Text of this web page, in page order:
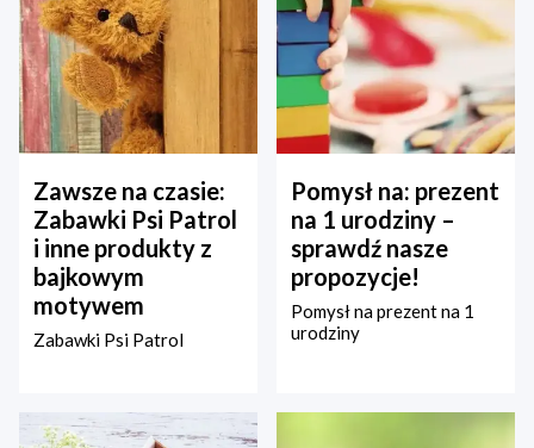
Zawsze na czasie:
Zabawki Psi Patrol
i inne produkty z
bajkowym
motywem
Zabawki Psi Patrol
Pomysł na: prezent
na 1 urodziny –
sprawdź nasze
propozycje!
Pomysł na prezent na 1
urodziny